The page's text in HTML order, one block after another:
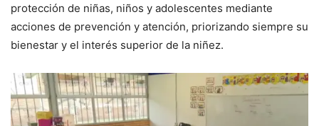
protección de niñas, niños y adolescentes mediante
acciones de prevención y atención, priorizando siempre su
bienestar y el interés superior de la niñez.